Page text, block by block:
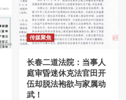
传媒聚焦
长春二道法院：当事人
庭审昏迷休克法官田开
伍却脱法袍欲与家属动
武！